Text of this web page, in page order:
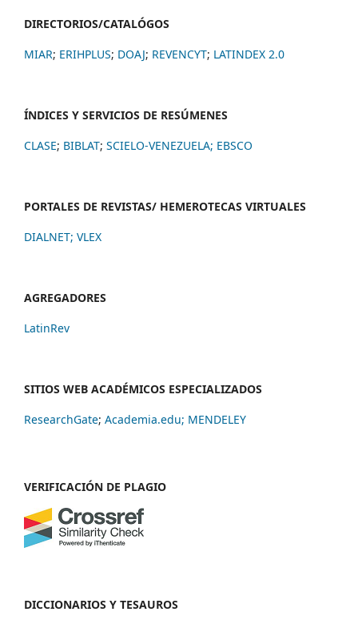
DIRECTORIOS/CATALÓGOS
MIAR; ERIHPLUS; DOAJ; REVENCYT; LATINDEX 2.0
ÍNDICES Y SERVICIOS DE RESÚMENES
CLASE; BIBLAT; SCIELO-VENEZUELA; EBSCO
PORTALES DE REVISTAS/ HEMEROTECAS VIRTUALES
DIALNET; VLEX
AGREGADORES
LatinRev
SITIOS WEB ACADÉMICOS ESPECIALIZADOS
ResearchGate; Academia.edu; MENDELEY
VERIFICACIÓN DE PLAGIO
DICCIONARIOS Y TESAUROS